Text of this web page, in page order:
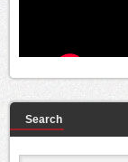
Search